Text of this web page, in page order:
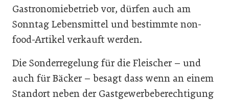
Gastronomiebetrieb vor, dürfen auch am
Sonntag Lebensmittel und bestimmte non-
food-Artikel verkauft werden.
Die Sonderregelung für die Fleischer – und
auch für Bäcker – besagt dass wenn an einem
Standort neben der Gastgewerbeberechtigung